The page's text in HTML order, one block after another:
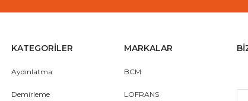
KATEGORİLER
Aydınlatma
Demirleme
MARKALAR
BCM
LOFRANS